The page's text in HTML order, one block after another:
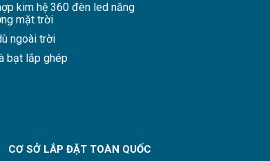
khu vực này. Mặc dù
kim hệ 360 đèn led năng
mặt trời
ngoài trời
bạt lắp ghép
CƠ SỞ LẮP ĐẶT TOÀN QUỐC